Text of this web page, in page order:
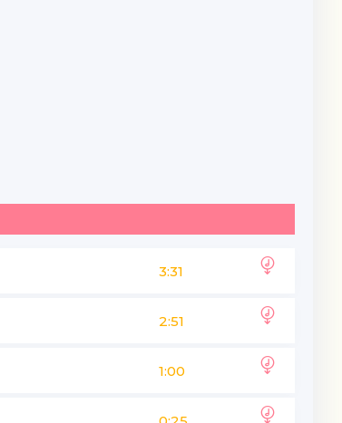
3:31
2:51
1:00